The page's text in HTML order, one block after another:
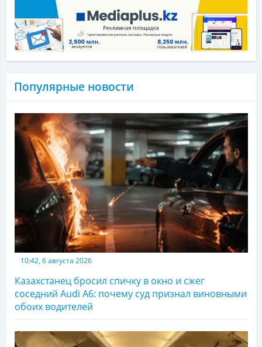
Популярные новости
10:42, 6 августа 2026
Казахстанец бросил спичку в окно и сжег
соседний Audi A6: почему суд признал виновными
обоих водителей